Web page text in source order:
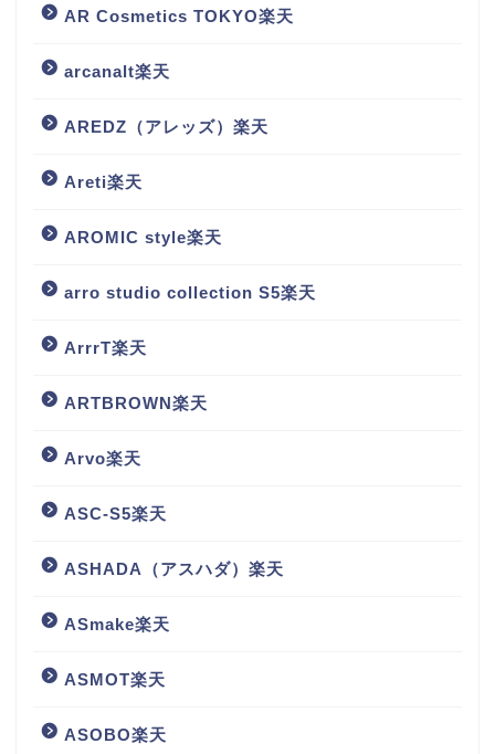
AR Cosmetics TOKYO楽天
arcanalt楽天
AREDZ（アレッズ）楽天
Areti楽天
AROMIC style楽天
arro studio collection S5楽天
ArrrT楽天
ARTBROWN楽天
Arvo楽天
ASC-S5楽天
ASHADA（アスハダ）楽天
ASmake楽天
ASMOT楽天
ASOBO楽天